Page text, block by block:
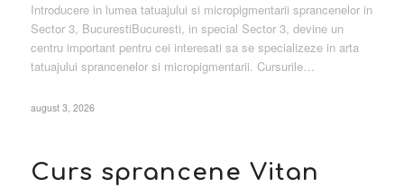
Introducere in lumea tatuajului si micropigmentarii sprancenelor in
Sector 3, BucurestiBucuresti, in special Sector 3, devine un
centru important pentru cei interesati sa se specializeze in arta
tatuajului sprancenelor si micropigmentarii. Cursurile…
august 3, 2026
Curs sprancene Vitan